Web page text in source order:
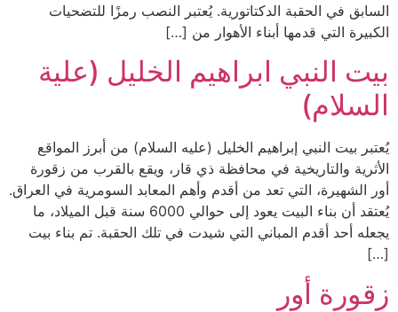
السابق في الحقبة الدكتاتورية. يُعتبر النصب رمزًا للتضحيات
الكبيرة التي قدمها أبناء الأهوار من […]
بيت النبي ابراهيم الخليل (علية
السلام)
يُعتبر بيت النبي إبراهيم الخليل (عليه السلام) من أبرز المواقع
الأثرية والتاريخية في محافظة ذي قار، ويقع بالقرب من زقورة
أور الشهيرة، التي تعد من أقدم وأهم المعابد السومرية في العراق.
يُعتقد أن بناء البيت يعود إلى حوالي 6000 سنة قبل الميلاد، ما
يجعله أحد أقدم المباني التي شيدت في تلك الحقبة. تم بناء بيت
[…]
زقورة أور